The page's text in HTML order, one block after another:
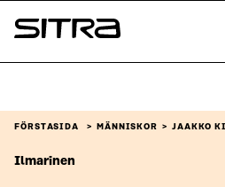
Skip to
content
Sitra
FÖRSTASIDA MÄNNISKOR JAAKKO
Ilmarinen